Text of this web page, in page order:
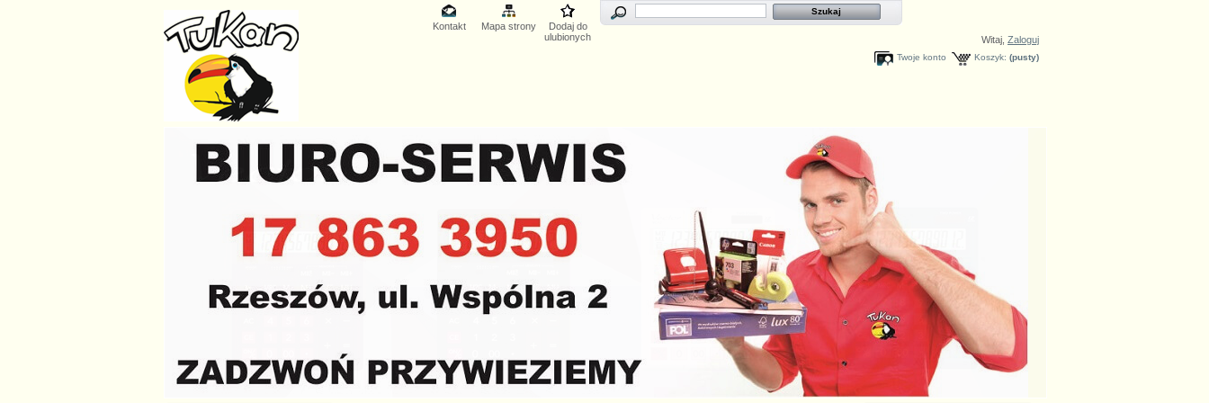
Kontakt Mapa strony
Dodaj do
ulubionych
Witaj,Zaloguj
Koszyk: (pusty)
Twoje konto